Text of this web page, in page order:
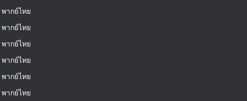
พากย์ไทย
พากย์ไทย
พากย์ไทย
พากย์ไทย
พากย์ไทย
พากย์ไทย